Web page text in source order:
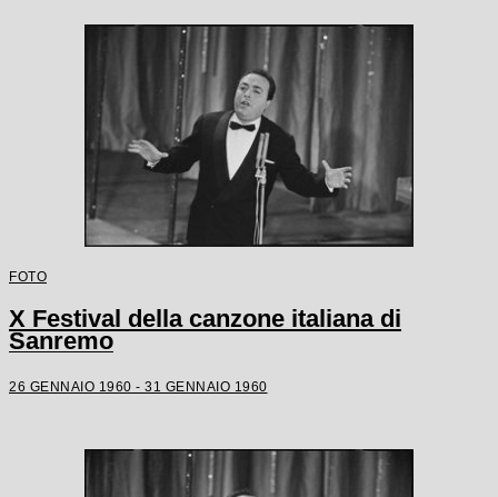
FOTO
X Festival della canzone italiana di
Sanremo
26 GENNAIO 1960 - 31 GENNAIO 1960